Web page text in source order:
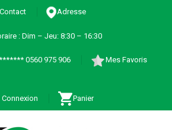
Contact Adresse
: Dim – Jeu: 8:30 – 16:30
0560 975 906 Mes Favoris
Connexion Panier